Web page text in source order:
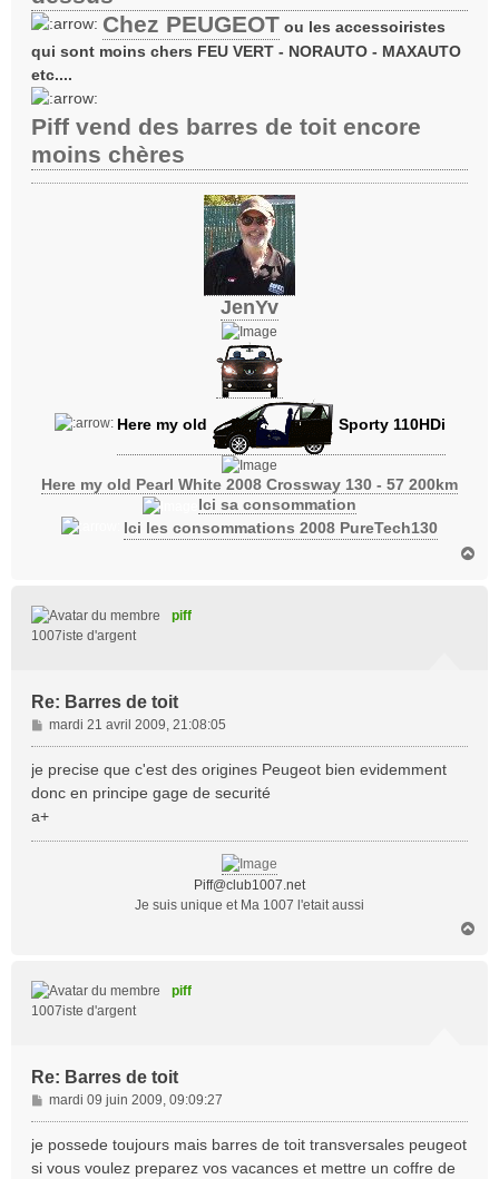
Chez PEUGEOT ou les accessoiristes
qui sont moins chers FEU VERT - NORAUTO - MAXAUTO
etc....
Piff vend des barres de toit encore
moins chères
JenYv
Here my old Sporty 110HDi
Here my old Pearl White 2008 Crossway 130 - 57 200km
Ici sa consommation
Ici les consommations 2008 PureTech130
piff
1007iste d'argent
Re: Barres de toit
M
e
s
g
e
mardi 21 avril 2009, 21:08:05
je precise que c'est des origines Peugeot bien evidemment
donc en principe gage de securité
a+
Piff@club1007.net
Je suis unique et Ma 1007 l'etait aussi
piff
1007iste d'argent
Re: Barres de toit
M
e
s
mardi 09 juin 2009, 09:09:27
je possede toujours mais barres de toit transversales peugeot
si vous voulez preparez vos vacances et mettre un coffre de